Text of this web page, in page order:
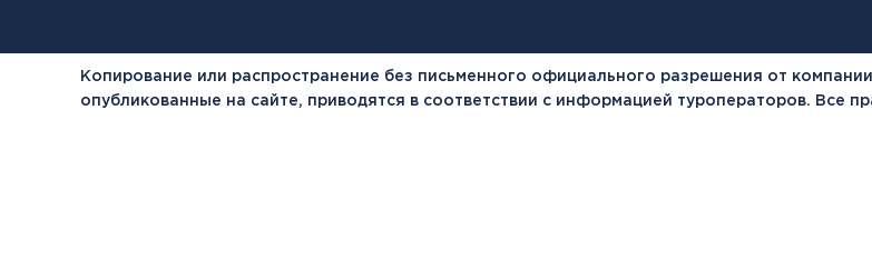
Копирование или распространение без письменного официального разрешения от
опубликованные на сайте, приводятся в соответствии с информацией туроператоров. Все